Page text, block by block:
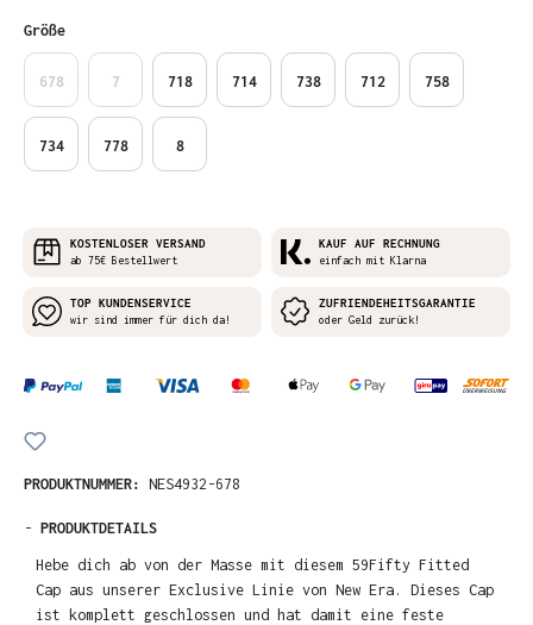
Größeauswählen
678 7 718 714 738 712 758
734 778 8
KOSTENLOSER VERSAND
ab 75€ Bestellwert
KAUF AUF RECHNUNG
einfach mit Klarna
TOP KUNDENSERVICE
wir sind immer für dich da!
ZUFRIENDEHEITSGARANTIE
oder Geld zurück!
PRODUKTNUMMER: NES4932-678
- PRODUKTDETAILS
Hebe dich ab von der Masse mit diesem 59Fifty Fitted
Cap aus unserer Exclusive Linie von New Era. Dieses Cap
ist komplett geschlossen und hat damit eine feste